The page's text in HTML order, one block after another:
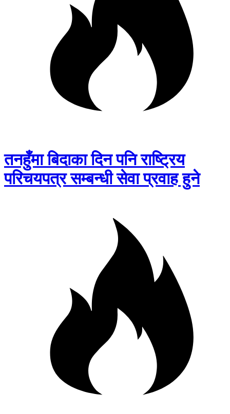
तनहुँमा बिदाका दिन पनि राष्ट्रिय
परिचयपत्र सम्बन्धी सेवा प्रवाह हुने